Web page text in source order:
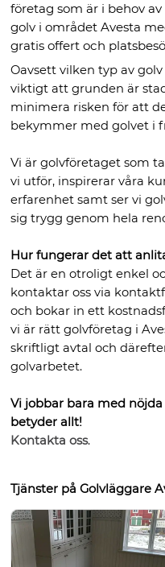
företag som är i behov
golv i området Avesta
gratis offert och
Oavsett vilken typ av
viktigt att grunden är
minimera risken för att
bekymmer med golvet i
Vi är golvföretaget som
vi utför, inspirerar våra
erfarenhet samt ser vi
sig trygg genom hela
Hur fungerar det att
Det är en otroligt enkel
kontaktar oss via
och bokar in ett
vi är rätt golvföretag i
skriftligt avtal och
golvarbetet.
Vi jobbar bara med
betyder allt!
Kontakta oss.
Tjänster på Golvläggare